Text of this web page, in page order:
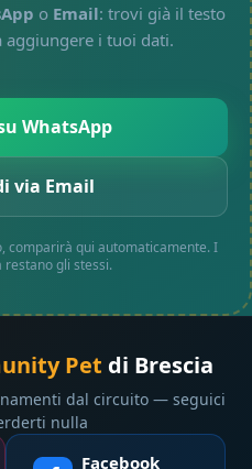
o Email: trovi già il testo
i tuoi dati.
WhatsApp
via Email
comparirà qui automaticamente. I
gli stessi.
Pet di Brescia
dal circuito — seguici
nulla
Facebook